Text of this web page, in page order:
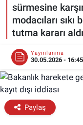
sürmesine
modacıları
tutma kararı
Yayınlanma
30.05.2026 - 16:45
Paylaş
TEKNOLOJİ
YEMEK
ESKİŞEHİR
Eskişehir
Eskişehir Hava
Son Dakika
Haber Arşivi